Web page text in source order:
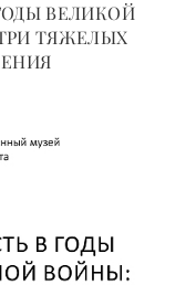
ВЕЛИКОЙ
ТЯЖЕЛЫХ